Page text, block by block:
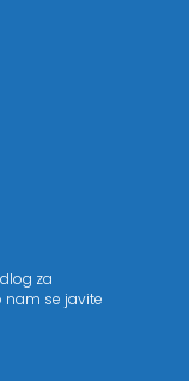
za
nam se javite